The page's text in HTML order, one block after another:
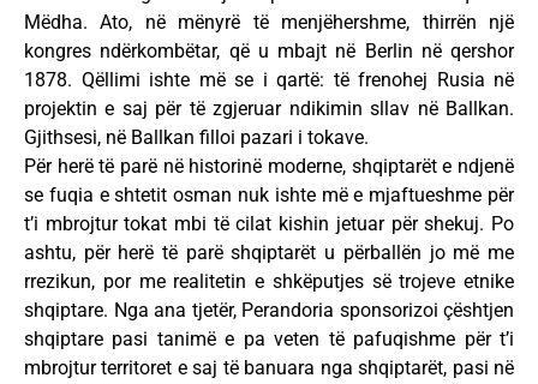
Mëdha. Ato, në mënyrë të menjëhershme, thirrën një
kongres ndërkombëtar, që u mbajt në Berlin në qershor
1878. Qëllimi ishte më se i qartë: të frenohej Rusia në
projektin e saj për të zgjeruar ndikimin sllav në Ballkan.
Gjithsesi, në Ballkan filloi pazari i tokave.
Për herë të parë në historinë moderne, shqiptarët e ndjenë
se fuqia e shtetit osman nuk ishte më e mjaftueshme për
t’i mbrojtur tokat mbi të cilat kishin jetuar për shekuj. Po
ashtu, për herë të parë shqiptarët u përballën jo më me
rrezikun, por me realitetin e shkëputjes së trojeve etnike
shqiptare. Nga ana tjetër, Perandoria sponsorizoi çështjen
shqiptare pasi tanimë e pa veten të pafuqishme për t’i
mbrojtur territoret e saj të banuara nga shqiptarët, pasi në